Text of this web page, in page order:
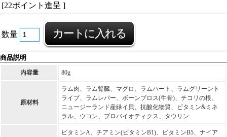
[22ポイント進呈 ]
数量
商品説明
内容量 80g
原材料
ラム肉、ラム腎臓、マグロ、ラムハート、ラムグリーント
ライプ、ラムレバー、ボーンブロス(牛骨)、チコリの根、
ニュージーランド産緑イ貝、抗酸化物質、ビタミン&ミネ
ラル、ウコン、プロバイオティクス、タウリン
ビタミンA、チアミン(ビタミンB1)、ビタミンB5、ナイア